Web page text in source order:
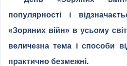
популярності і
«Зоряних війн» в усьому
величезна тема і способи
практично безмежні.